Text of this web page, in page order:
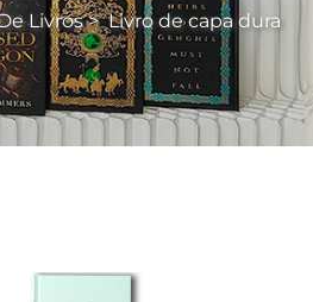
Livros>Livro de capa dura